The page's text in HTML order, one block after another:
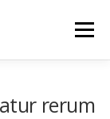
Menú
rerum